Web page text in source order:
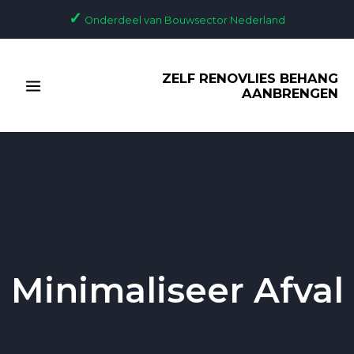
✓ Onderdeel van Bouwsector Nederland
MENU
ZELF RENOVLIES BEHANG
AANBRENGEN
Minimaliseer Afval